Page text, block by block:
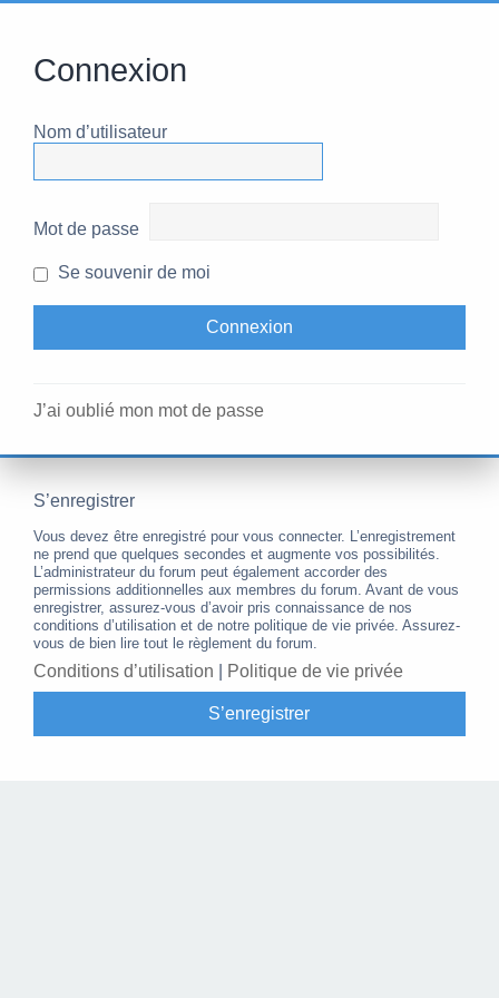
Connexion
Nom d’utilisateur
Mot de passe
Se souvenir de moi
J’ai oublié mon mot de passe
S’enregistrer
Vous devez être enregistré pour vous connecter. L’enregistrement
ne prend que quelques secondes et augmente vos possibilités.
L’administrateur du forum peut également accorder des
permissions additionnelles aux membres du forum. Avant de vous
enregistrer, assurez-vous d’avoir pris connaissance de nos
conditions d’utilisation et de notre politique de vie privée. Assurez-
vous de bien lire tout le règlement du forum.
Conditions d’utilisation Politique de vie privée
S’enregistrer